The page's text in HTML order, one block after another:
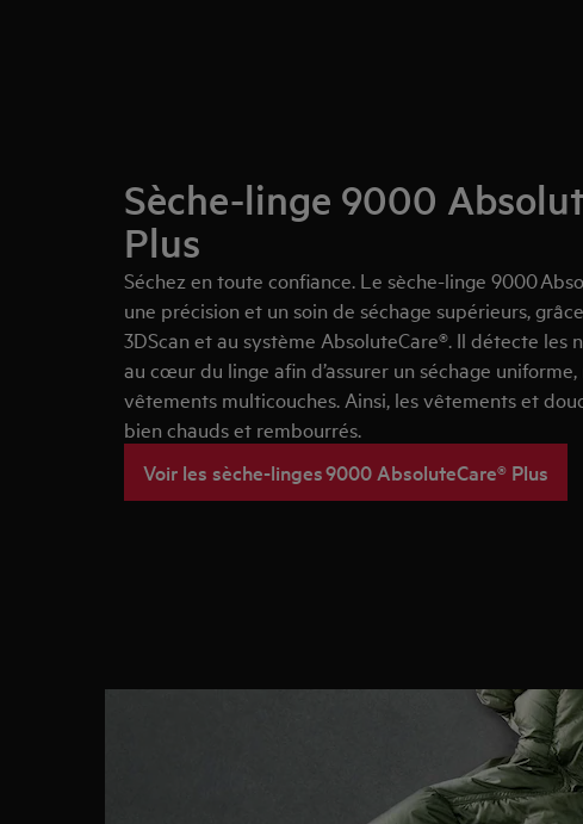
Sèche-linge 9000
Plus
Séchez en toute confiance. Le sèche-linge 9000
une précision et un soin de séchage supérieurs,
3DScan et au système AbsoluteCare®. Il détecte les
au cœur du linge afin d’assurer un séchage
vêtements multicouches. Ainsi, les vêtements et
bien chauds et rembourrés.
Voir les sèche-linges 9000 AbsoluteCare® Plus